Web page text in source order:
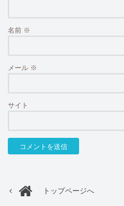
名前 ※
メール ※
サイト
トップページへ